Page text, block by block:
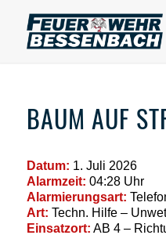
BAUM AUF
Datum: 1. Juli 2026
Alarmzeit: 04:28 Uhr
Alarmierungsart:
Art: Techn. Hilfe –
Einsatzort: AB 4 –